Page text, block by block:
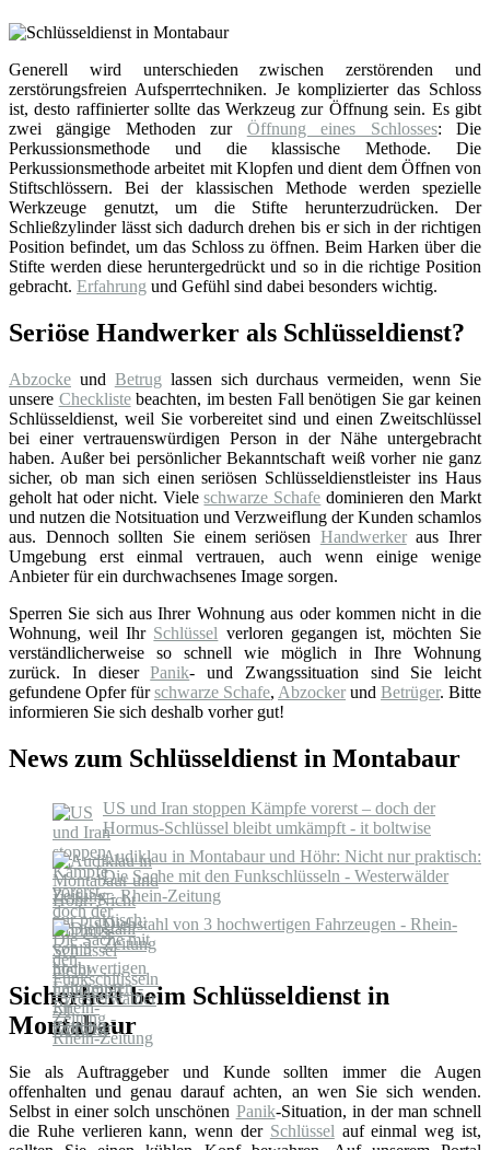
Generell wird unterschieden zwischen zerstörenden und
zerstörungsfreien Aufsperrtechniken. Je komplizierter das Schloss
ist, desto raffinierter sollte das Werkzeug zur Öffnung sein. Es gibt
zwei gängige Methoden zur Öffnung eines Schlosses: Die
Perkussionsmethode und die klassische Methode. Die
Perkussionsmethode arbeitet mit Klopfen und dient dem Öffnen von
Stiftschlössern. Bei der klassischen Methode werden spezielle
Werkzeuge genutzt, um die Stifte herunterzudrücken. Der
Schließzylinder lässt sich dadurch drehen bis er sich in der richtigen
Position befindet, um das Schloss zu öffnen. Beim Harken über die
Stifte werden diese heruntergedrückt und so in die richtige Position
gebracht. Erfahrung und Gefühl sind dabei besonders wichtig.
Seriöse Handwerker als Schlüsseldienst?
Abzocke und Betrug lassen sich durchaus vermeiden, wenn Sie
unsere Checklistebeachten, im besten Fall benötigen Sie gar keinen
Schlüsseldienst, weil Sie vorbereitet sind und einen Zweitschlüssel
bei einer vertrauenswürdigen Person in der Nähe untergebracht
haben. Außer bei persönlicher Bekanntschaft weiß vorher nie ganz
sicher, ob man sich einen seriösen Schlüsseldienstleister ins Haus
geholt hat oder nicht. Vieleschwarze Schafe dominieren den Markt
und nutzen die Notsituation und Verzweiflung der Kunden schamlos
aus. Dennoch sollten Sie einem seriösen Handwerkeraus Ihrer
Umgebung erst einmal vertrauen, auch wenn einige wenige
Anbieter für ein durchwachsenes Image sorgen.
Sperren Sie sich aus Ihrer Wohnung aus oder kommen nicht in die
Wohnung, weil Ihr Schlüssel verloren gegangen ist, möchten Sie
verständlicherweise so schnell wie möglich in Ihre Wohnung
zurück. In dieserPanik- und Zwangssituation sind Sie leicht
gefundene Opfer fürschwarze Schafe, Abzocker und Betrüger. Bitte
informieren Sie sich deshalb vorher gut!
News zum Schlüsseldienst in Montabaur
US und Iran stoppen Kämpfe vorerst – doch der
Hormus-Schlüssel bleibt umkämpft - it boltwise
Audiklau in Montabaur und Höhr: Nicht nur praktisch:
Die Sache mit den Funkschlüsseln - Westerwälder
Zeitung - Rhein-Zeitung
Diebstahl von 3 hochwertigen Fahrzeugen - Rhein-
Zeitung
Sicherheit beim Schlüsseldienst in
Montabaur
Sie als Auftraggeber und Kunde sollten immer die Augen
offenhalten und genau darauf achten, an wen Sie sich wenden.
Selbst in einer solch unschönen Panik-Situation, in der man schnell
die Ruhe verlieren kann, wenn der Schlüssel auf einmal weg ist,